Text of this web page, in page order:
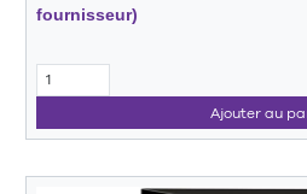
fournisseur)
Ajouter au